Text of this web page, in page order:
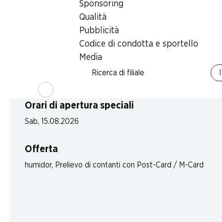
Sponsoring
Qualità
Pubblicità
Codice di condotta e sportello
Media
Ricerca di filiale
Orari di apertura speciali
Sab, 15.08.2026
Offerta
humidor, Prelievo di contanti con Post-Card / M-Card